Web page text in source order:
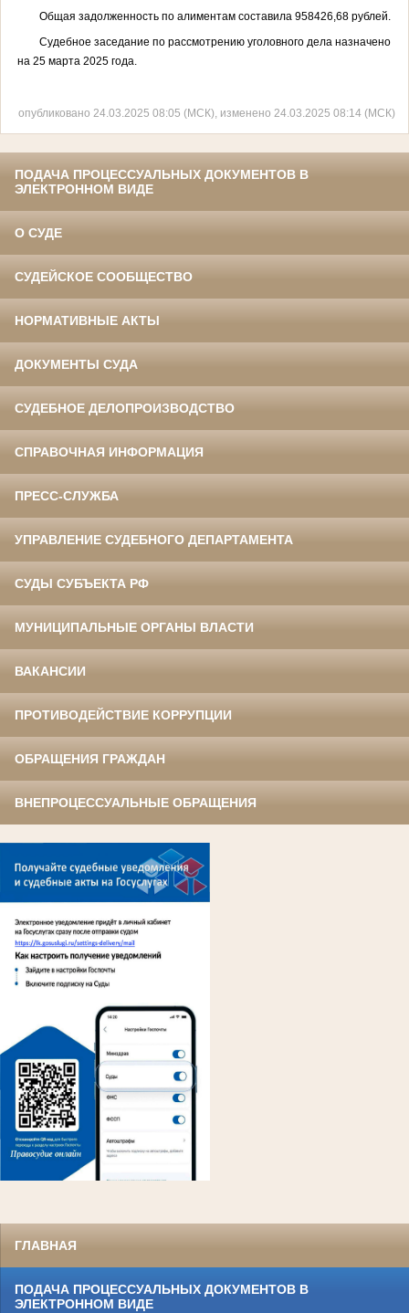
Общая задолженность по алиментам составила 958426,68 рублей.
Судебное заседание по рассмотрению уголовного дела назначено
на 25 марта 2025 года.
опубликовано 24.03.2025 08:05 (МСК), изменено 24.03.2025 08:14 (МСК)
ПОДАЧА ПРОЦЕССУАЛЬНЫХ ДОКУМЕНТОВ В
ЭЛЕКТРОННОМ ВИДЕ
О СУДЕ
СУДЕЙСКОЕ СООБЩЕСТВО
НОРМАТИВНЫЕ АКТЫ
ДОКУМЕНТЫ СУДА
СУДЕБНОЕ ДЕЛОПРОИЗВОДСТВО
СПРАВОЧНАЯ ИНФОРМАЦИЯ
ПРЕСС-СЛУЖБА
УПРАВЛЕНИЕ СУДЕБНОГО ДЕПАРТАМЕНТА
СУДЫ СУБЪЕКТА РФ
МУНИЦИПАЛЬНЫЕ ОРГАНЫ ВЛАСТИ
ВАКАНСИИ
ПРОТИВОДЕЙСТВИЕ КОРРУПЦИИ
ОБРАЩЕНИЯ ГРАЖДАН
ВНЕПРОЦЕССУАЛЬНЫЕ ОБРАЩЕНИЯ
ГЛАВНАЯ
ПОДАЧА ПРОЦЕССУАЛЬНЫХ ДОКУМЕНТОВ В
ЭЛЕКТРОННОМ ВИДЕ